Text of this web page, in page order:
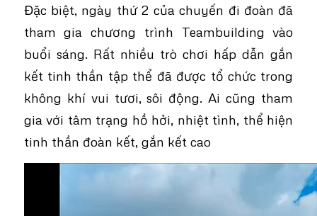
Đặc biệt, ngày thứ 2 của chuyến đi đoàn đã
tham gia chương trình Teambuilding vào
buổi sáng. Rất nhiều trò chơi hấp dẫn gắn
kết tinh thần tập thể đã được tổ chức trong
không khí vui tươi, sôi động. Ai cũng tham
gia với tâm trạng hồ hởi, nhiệt tình, thể hiện
tinh thần đoàn kết, gắn kết cao